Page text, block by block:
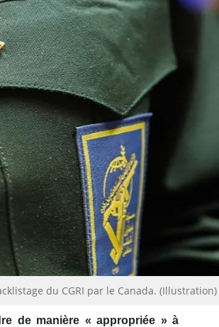
du CGRI par le Canada. (Illustration)
de manière « appropriée » à